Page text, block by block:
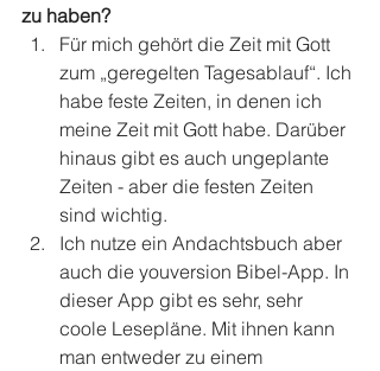
zu haben?
Für mich gehört die Zeit mit Gott
zum „geregelten Tagesablauf“. Ich
habe feste Zeiten, in denen ich
meine Zeit mit Gott habe. Darüber
hinaus gibt es auch ungeplante
Zeiten - aber die festen Zeiten
sind wichtig.
Ich nutze ein Andachtsbuch aber
auch die youversion Bibel-App. In
dieser App gibt es sehr, sehr
coole Lesepläne. Mit ihnen kann
man entweder zu einem